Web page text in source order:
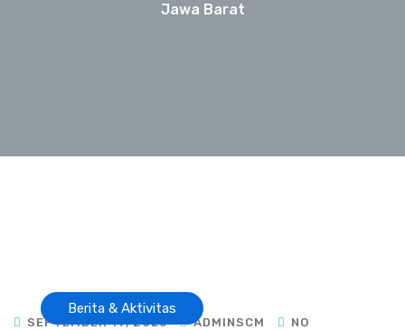
Jawa Barat
Berita & Aktivitas
SEPTEMBER 19, 2025 ADMINSCM
NO